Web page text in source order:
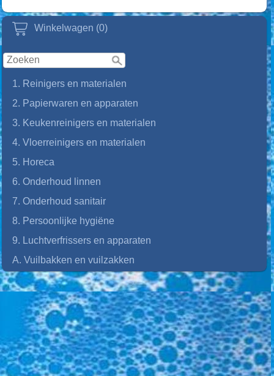
Winkelwagen (0)
1. Reinigers en materialen
2. Papierwaren en apparaten
3. Keukenreinigers en materialen
4. Vloerreinigers en materialen
5. Horeca
6. Onderhoud linnen
7. Onderhoud sanitair
8. Persoonlijke hygiëne
9. Luchtverfrissers en apparaten
A. Vuilbakken en vuilzakken